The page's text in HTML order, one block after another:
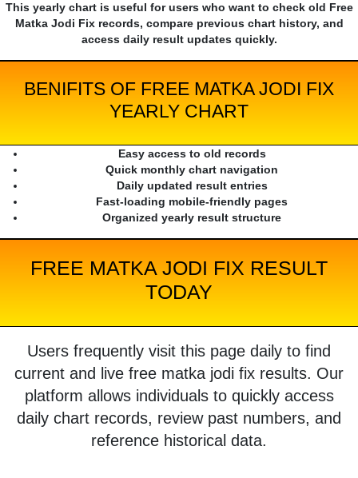
This yearly chart is useful for users who want to check old Free
Matka Jodi Fix records, compare previous chart history, and
access daily result updates quickly.
BENIFITS OF FREE MATKA JODI FIX
YEARLY CHART
Easy access to old records
Quick monthly chart navigation
Daily updated result entries
Fast-loading mobile-friendly pages
Organized yearly result structure
FREE MATKA JODI FIX RESULT
TODAY
Users frequently visit this page daily to find
current and live free matka jodi fix results. Our
platform allows individuals to quickly access
daily chart records, review past numbers, and
reference historical data.